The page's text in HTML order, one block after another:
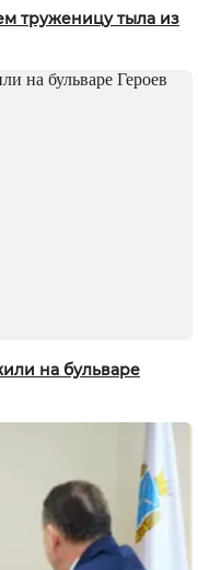
труженицу тыла из
на бульваре